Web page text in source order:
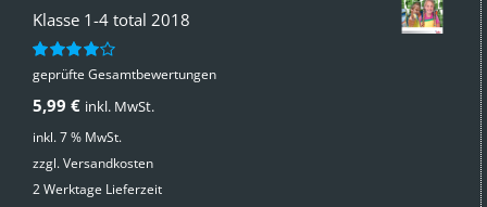
Klasse 1-4 total 2018
Bewertet
von 5
geprüfte Gesamtbewertungen
5,99 € inkl. MwSt.
inkl. 7 % MwSt.
zzgl.Versandkosten
2 Werktage Lieferzeit